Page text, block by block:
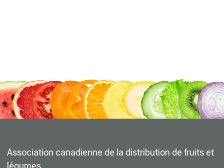
Association canadienne de la distribution de fruits et